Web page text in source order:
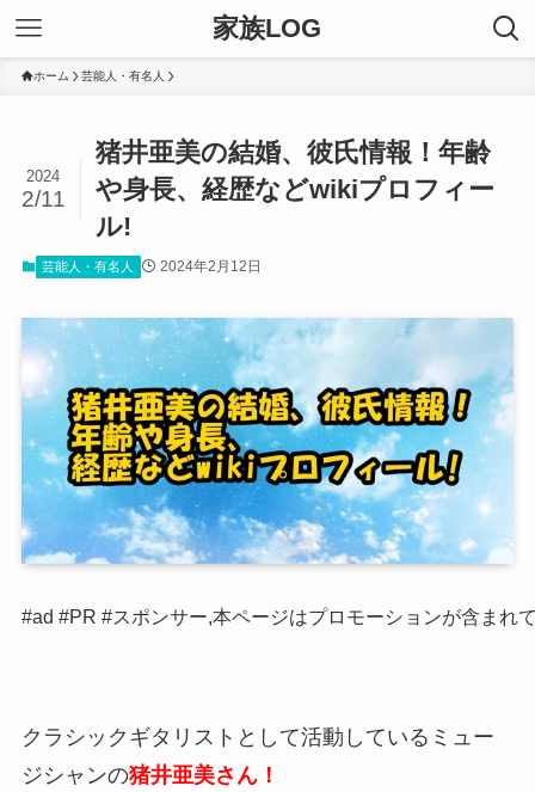
家族LOG
ホーム 芸能人・有名人
猪井亜美の結婚、彼氏情報！年齢
や身長、経歴などwikiプロフィー
ル!
2024
2/11
芸能人・有名人 2024年2月12日
#ad #PR #スポンサー,本ページはプロモーションが含まれ
クラシックギタリストとして活動しているミュー
ジシャンの猪井亜美さん！